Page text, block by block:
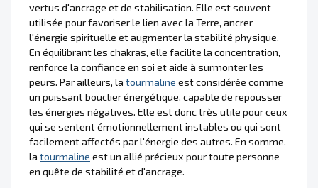
vertus d'ancrage et de stabilisation. Elle est souvent
utilisée pour favoriser le lien avec la Terre, ancrer
l'énergie spirituelle et augmenter la stabilité physique.
En équilibrant les chakras, elle facilite la concentration,
renforce la confiance en soi et aide à surmonter les
peurs. Par ailleurs, la tourmaline est considérée comme
un puissant bouclier énergétique, capable de repousser
les énergies négatives. Elle est donc très utile pour ceux
qui se sentent émotionnellement instables ou qui sont
facilement affectés par l'énergie des autres. En somme,
la tourmaline est un allié précieux pour toute personne
en quête de stabilité et d'ancrage.